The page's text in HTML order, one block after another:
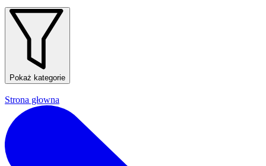
Pokaż kategorie
Strona głowna